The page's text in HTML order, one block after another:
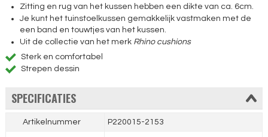
Zitting en rug van het kussen hebben een dikte van ca. 6cm.
Je kunt het tuinstoelkussen gemakkelijk vastmaken met de
een band en touwtjes van het kussen.
Uit de collectie van het merk Rhino cushions
Sterk en comfortabel
Strepen dessin
SPECIFICATIES
Artikelnummer P220015-2153